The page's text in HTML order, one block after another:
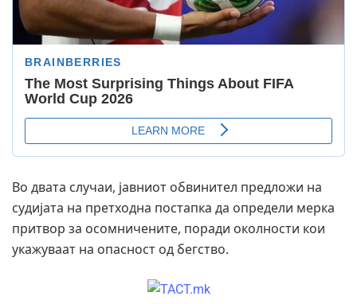
Во двата случаи, јавниот обвинител предложи на
судијата на претходна постапка да определи мерка
притвор за осомничените, поради околности кои
укажуваат на опасност од бегство.